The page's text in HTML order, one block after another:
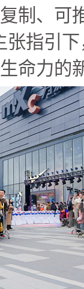
制、可
指引
命力的